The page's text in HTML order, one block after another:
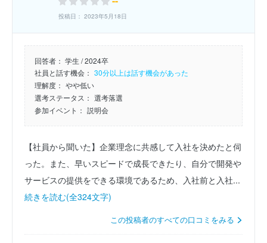
投稿日： 2023年5月18日
回答者： 学生 / 2024卒
社員と話す機会： 30分以上は話す機会があった
理解度： やや低い
選考ステータス： 選考落選
参加イベント： 説明会
【社員から聞いた】企業理念に共感して入社を決めたと伺
った。また、早いスピードで成長できたり、自分で開発や
サービスの提供をできる環境であるため、入社前と入社...
続きを読む(全324文字)
この投稿者のすべての口コミをみる